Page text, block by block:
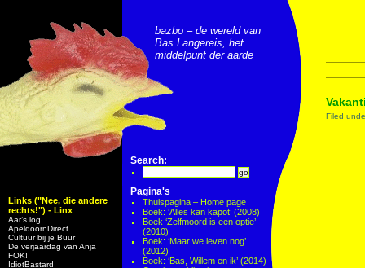
Links ("Nee, die andere
rechts!") - Linx
Aar’s log
ApeldoornDirect
Cultuur bij je Buur
De verjaardag van Anja
FOK!
IdiotBastard
bazbo – de wereld van
Bas Langereis, het
middelpunt der aarde
Search:
Pagina's
Thuispagina – Home page
Boek: ‘Alles kan kapot’ (2008)
Boek ‘Zelfmoord is een optie’
(2010)
Boek: ‘Maar we leven nog’
(2012)
Boek: ‘Bas, Willem en ik’ (2014)
Filed